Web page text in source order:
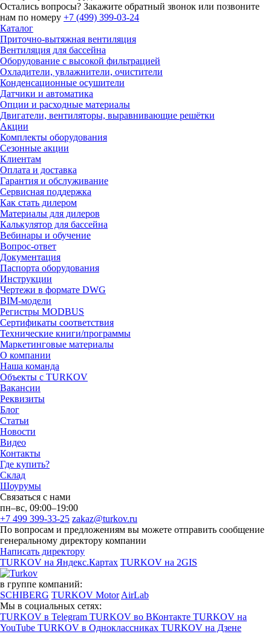
Остались вопросы? Закажите обратный звонок или позвоните
нам по номеру +7 (499) 399-03-24
Каталог
Приточно-вытяжная вентиляция
Вентиляция для бассейна
Оборудование с высокой фильтрацией
Охладители, увлажнители, очистители
Конденсационные осушители
Датчики и автоматика
Опции и расходные материалы
Двигатели, вентиляторы, выравнивающие решётки
Акции
Комплекты оборудования
Сезонные акции
Клиентам
Оплата и доставка
Гарантия и обслуживание
Сервисная поддержка
Как стать дилером
Материалы для дилеров
Калькулятор для бассейна
Вебинары и обучение
Вопрос-ответ
Документация
Паспорта оборудования
Инструкции
Чертежи в формате DWG
BIM-модели
Регистры MODBUS
Сертификаты соответствия
Технические книги/программы
Маркетинговые материалы
О компании
Наша команда
Объекты с TURKOV
Вакансии
Реквизиты
Блог
Статьи
Новости
Видео
Контакты
Где купить?
Склад
Шоурумы
Связаться с нами
пн–вс, 09:00–19:00
+7 499 399-33-25 zakaz@turkov.ru
По вопросам и предложениям вы можете отправить сообщение
генеральному директору компании
Написать директору
TURKOV на Яндекс.Картах TURKOV на 2GIS
в группе компаний:
SCHIBERG TURKOV Motor AirLab
Мы в социальных сетях:
TURKOV в Telegram TURKOV во ВКонтакте TURKOV на
YouTube TURKOV в Одноклассниках TURKOV на Дзене